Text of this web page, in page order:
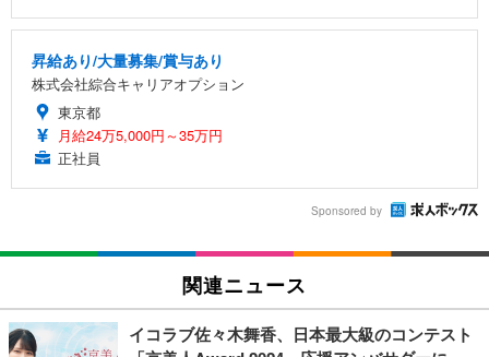
昇給あり/大量募集/賞与あり
株式会社綜合キャリアオプション
東京都
月給24万5,000円～35万円
正社員
Sponsored by
関連ニュース
イコラブ佐々木舞香、日本最大級のコンテスト